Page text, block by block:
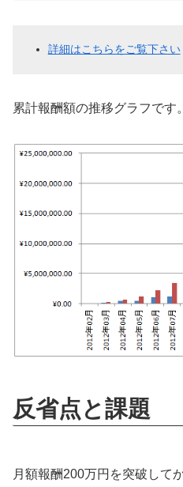
詳細はこちらをご覧下さい
累計報酬額の推移グラフです。
反省点と課題
月額報酬200万円を突破して